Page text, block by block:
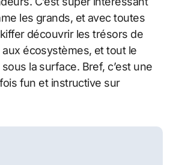
les grands, et avec toutes
découvrir les trésors de
aux écosystèmes, et tout le
la surface. Bref, c’est une
fun et instructive sur